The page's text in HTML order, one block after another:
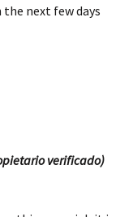
next few days
verificado)